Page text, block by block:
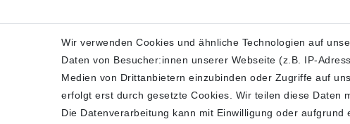
SHOP
Impressum
Daten­schutz­erklärung
Wir verwenden Cookies und ähnliche Technologien auf
Daten von Besucher:innen unserer Webseite (z.B. IP-
Medien von Drittanbietern einzubinden oder Zugriffe auf
erfolgt erst durch gesetzte Cookies. Wir teilen diese Daten
Die Datenverarbeitung kann mit Einwilligung oder